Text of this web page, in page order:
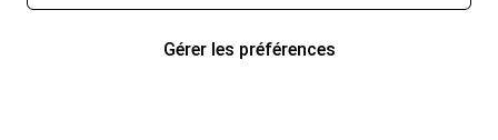
Gérer les préférences